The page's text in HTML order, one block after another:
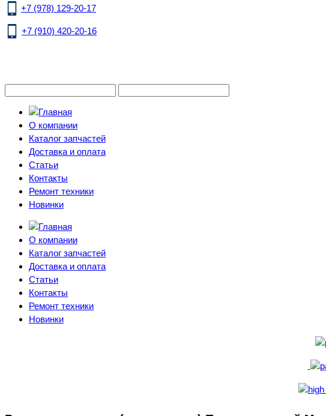
+7 (978) 129-20-17
+7 (910) 420-20-16
О компании
Каталог запчастей
Доставка и оплата
Статьи
Контакты
Ремонт техники
Новинки
О компании
Каталог запчастей
Доставка и оплата
Статьи
Контакты
Ремонт техники
Новинки